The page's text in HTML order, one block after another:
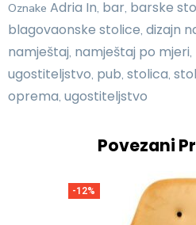
Oznake Adria In, bar, barske
blagovaonske stolice, dizajn
namještaj, namještaj po mjeri,
ugostiteljstvo, pub, stolica,
oprema, ugostiteljstvo
Povezani
-12%